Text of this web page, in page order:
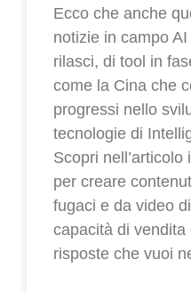
Ecco che anche
notizie in campo
rilasci, di tool in
come la Cina che
progressi nello
tecnologie di
Scopri
per creare
fugaci e da video
capacità di
risposte che vuoi